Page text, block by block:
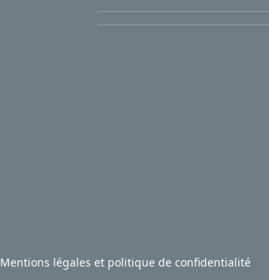
Mentions légales et politique de confidentialité